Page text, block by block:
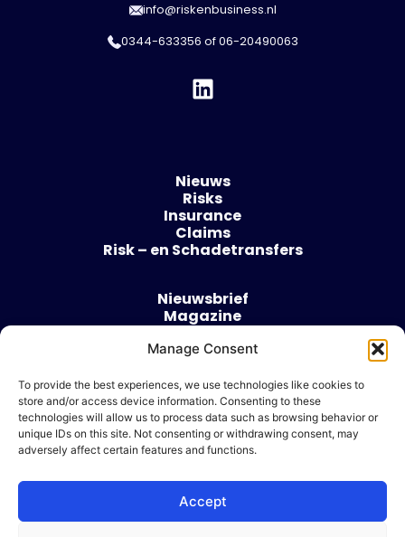
Manage Consent
To provide the best experiences, we use technologies like cookies to
store and/or access device information. Consenting to these
technologies will allow us to process data such as browsing behavior or
unique IDs on this site. Not consenting or withdrawing consent, may
adversely affect certain features and functions.
Accept
info@riskenbusiness.nl
0344-633356 of06-20490063
Nieuws
Risks
Insurance
Claims
Risk – en Schadetransfers
Nieuwsbrief
Magazine
Over
Algemene voorwaarden
Cookie beleid
Ik wil adverteren